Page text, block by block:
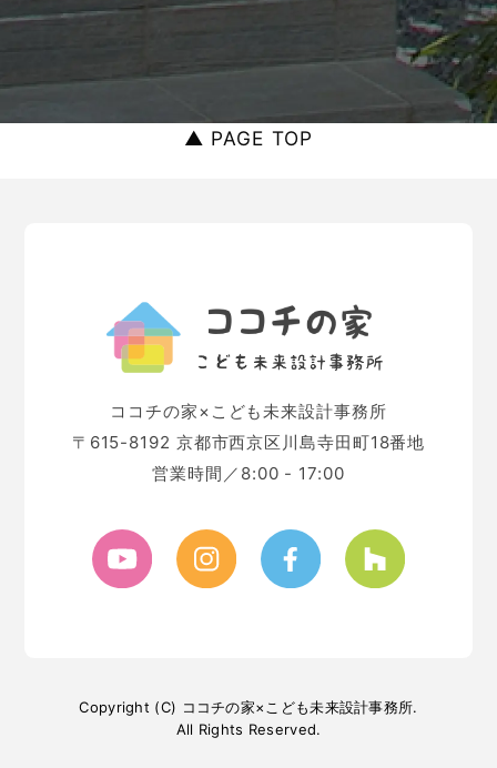
▲ PAGE TOP
ココチの家×こども未来設計事務所
〒615-8192 京都市西京区川島寺田町18番地
営業時間／8:00 - 17:00
Copyright (C) ココチの家×こども未来設計事務所.
All Rights Reserved.